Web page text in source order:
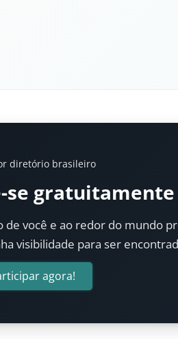
diretório brasileiro
se
você e ao redor do mundo
visibilidade para ser
agora!